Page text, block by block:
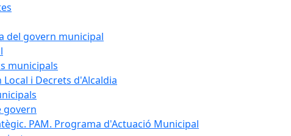
del govern municipal
municipals
Local i Decrets d'Alcaldia
govern
PAM. Programa d'Actuació Municipal